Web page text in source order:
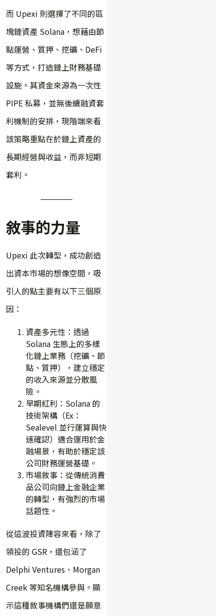
而 Upexi 則選擇了不同的區
塊鏈資產 Solana，想藉由節
點運營、質押、挖礦、DeFi
等方式，打造鏈上財務基礎
設施。其資金來源為一次性
PIPE 私募，並無後續融資套
利機制的安排，現階端來看
該策略重點在於鏈上資產的
長期經營與收益，而非短期
套利。
敘事的力量
Upexi 此次轉型，成功創造
出資本市場的想像空間，吸
引人的點主要有以下三個原
因：
資產多元性：透過
Solana 生態上的多樣
化鏈上業務（挖礦、節
點、質押），建立穩定
的收入來源並分散風
險。
早期紅利：Solana 的
技術架構（Ex：
Sealevel 並行運算與快
速確認）適合運用於金
融場景，有助於穩定該
公司財務運營基礎。
市場敘事：從傳統消費
品公司向鏈上金融企業
的轉型，有強烈的市場
話題性。
從這波投資陣容來看，除了
領投的 GSR，還包涵了
Delphi Ventures、Morgan
Creek 等知名機構參與。顯
示這種敘事機構們還是願意